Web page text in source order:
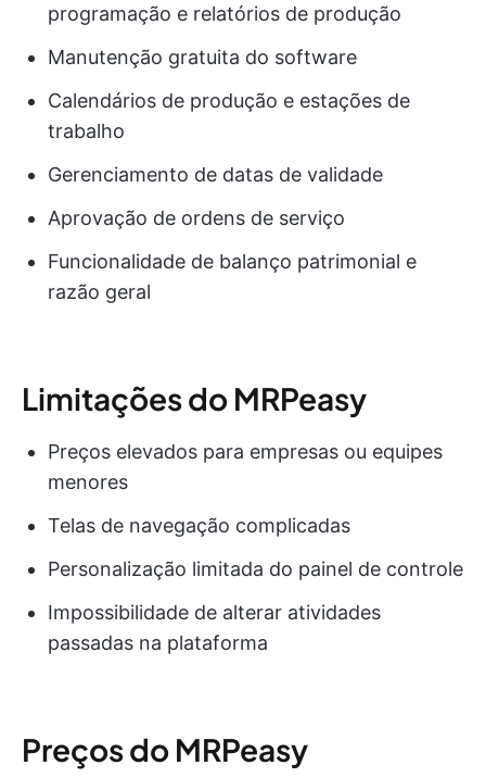
programação e relatórios de produção
Manutenção gratuita do software
Calendários de produção e estações de
trabalho
Gerenciamento de datas de validade
Aprovação de ordens de serviço
Funcionalidade de balanço patrimonial e
razão geral
Limitações do MRPeasy
Preços elevados para empresas ou equipes
menores
Telas de navegação complicadas
Personalização limitada do painel de controle
Impossibilidade de alterar atividades
passadas na plataforma
Preços do MRPeasy